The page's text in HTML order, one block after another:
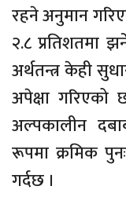
रहने अनुमान
२.८ प्रतिशतमा
अर्थतन्त्र केही
अपेक्षा गरिएको
अल्पकालीन
रूपमा क्रमिक
गर्दछ ।